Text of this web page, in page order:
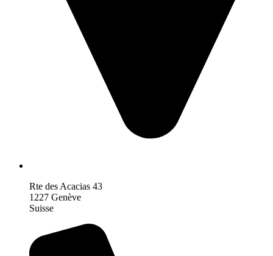
Rte des Acacias 43
1227 Genève
Suisse